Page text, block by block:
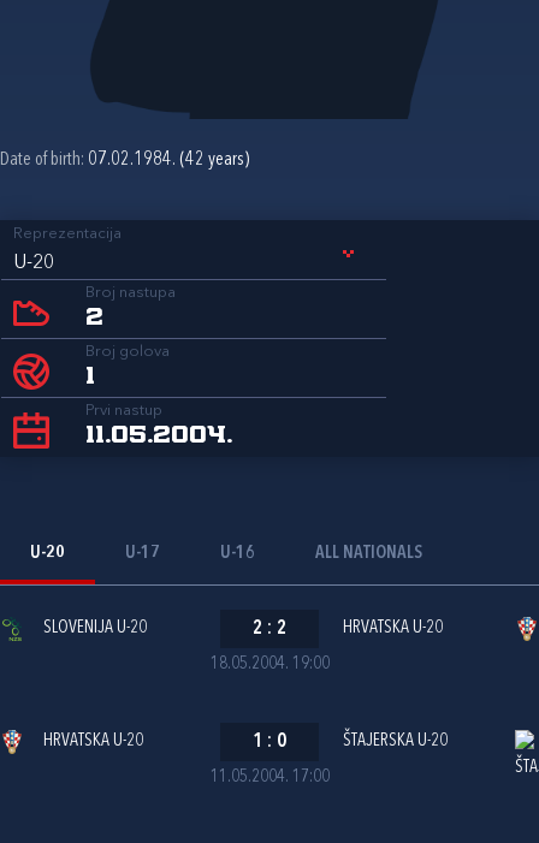
Date of birth: 07.02.1984. (42 years)
Reprezentacija
U-20
Broj nastupa
2
Broj golova
1
Prvi nastup
11.05.2004.
U-20 U-17 U-16 ALL NATIONALS
18.05.2004. 19:00
SLOVENIJA U-20 2 : 2 HRVATSKA U-20
11.05.2004. 17:00
HRVATSKA U-20 1 : 0 ŠTAJERSKA U-20